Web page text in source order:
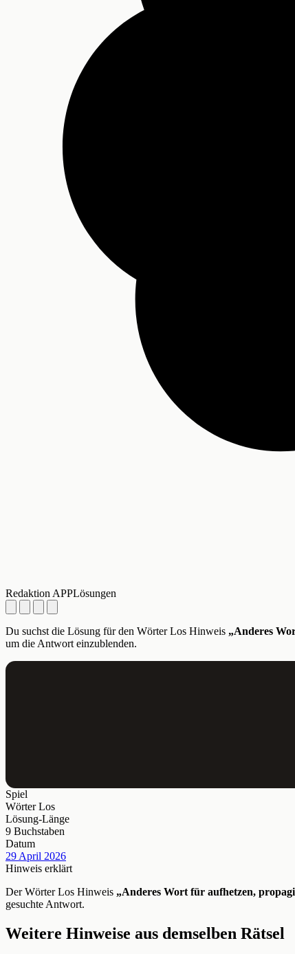
Redaktion APPLösungen
Du suchst die Lösung für den Wörter Los Hinweis „Anderes
um die Antwort einzublenden.
Spiel
Wörter Los
Lösung-Länge
9 Buchstaben
Datum
29 April 2026
Hinweis erklärt
Der Wörter Los Hinweis „Anderes Wort für aufhetzen,
gesuchte Antwort.
Weitere Hinweise aus demselben Rätsel